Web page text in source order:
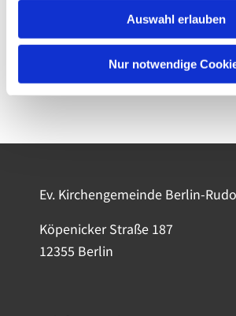
Auswahl erlauben
Nur notwendige
Ev. Kirchengemeinde Berlin-
Köpenicker Straße 187
12355 Berlin